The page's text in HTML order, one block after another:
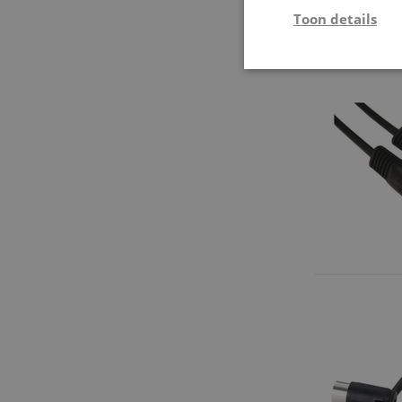
Toon details
Strikt
session-id-apay